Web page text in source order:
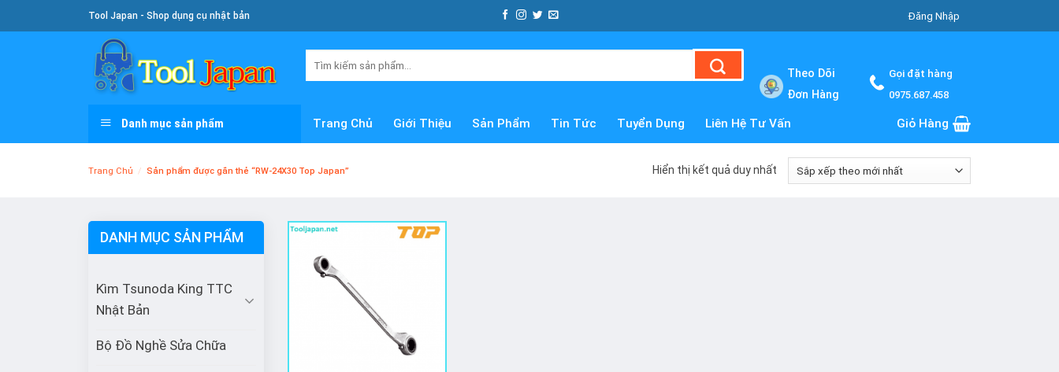
To
Tool Japan - Shop dụng cụ nhật bản Đăng Nhập
Theo Dõi
Đơn Hàng
Gọi đặt hàng
0975.687.458
Danh mục sản phẩm Trang Chủ Giới Thiệu Sản Phẩm Tin Tức Tuyển Dụng Liên Hệ Tư Vấn Giỏ Hàng
Trang Chủ / Sản phẩm được gắn thẻ “RW-24X30 Top Japan” Hiển thị kết quả duy nhất
DANH MỤC SẢN PHẨM
Kìm Tsunoda King TTC
Nhật Bản
Bộ Đồ Nghề Sửa Chữa